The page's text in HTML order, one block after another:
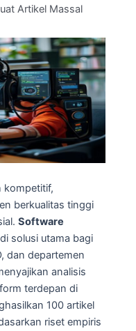
Artikel Massal
kompetitif,
berkualitas tinggi
Software
solusi utama bagi
dan departemen
analisis
terdepan di
100 artikel
riset empiris